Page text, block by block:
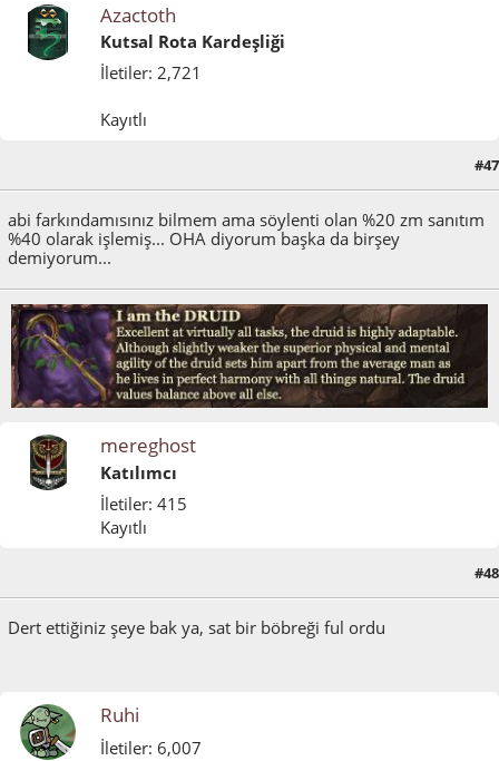
Azactoth
Kutsal Rota Kardeşliği
İletiler: 2,721
Kayıtlı
#47
abi farkındamısınız bilmem ama söylenti olan %20 zm sanıtım
%40 olarak işlemiş... OHA diyorum başka da birşey
demiyorum...
mereghost
Katılımcı
İletiler: 415
Kayıtlı
#48
Dert ettiğiniz şeye bak ya, sat bir böbreği ful ordu
Ruhi
İletiler: 6,007